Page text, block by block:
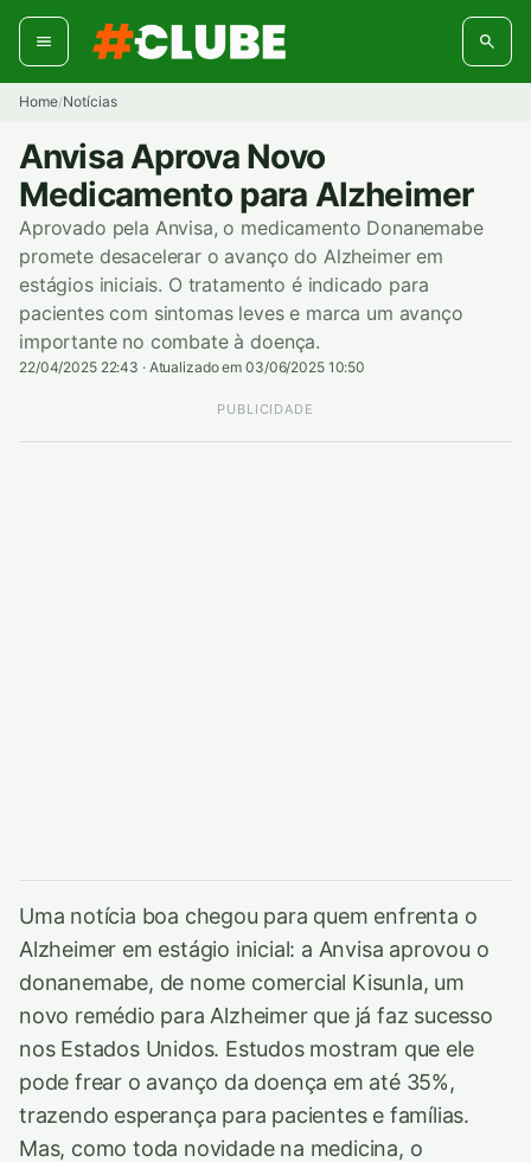
Pular
para
conteúdo
Home/Notícias
Anvisa Aprova Novo
Medicamento para Alzheimer
Aprovado pela Anvisa, o medicamento Donanemabe
promete desacelerar o avanço do Alzheimer em
estágios iniciais. O tratamento é indicado para
pacientes com sintomas leves e marca um avanço
importante no combate à doença.
22/04/2025 22:43 · Atualizado em 03/06/2025 10:50
PUBLICIDADE
Uma notícia boa chegou para quem enfrenta o
Alzheimer em estágio inicial: a Anvisa aprovou o
donanemabe, de nome comercial Kisunla, um
novo remédio para Alzheimer que já faz sucesso
nos Estados Unidos. Estudos mostram que ele
pode frear o avanço da doença em até 35%,
trazendo esperança para pacientes e famílias.
Mas, como toda novidade na medicina, o